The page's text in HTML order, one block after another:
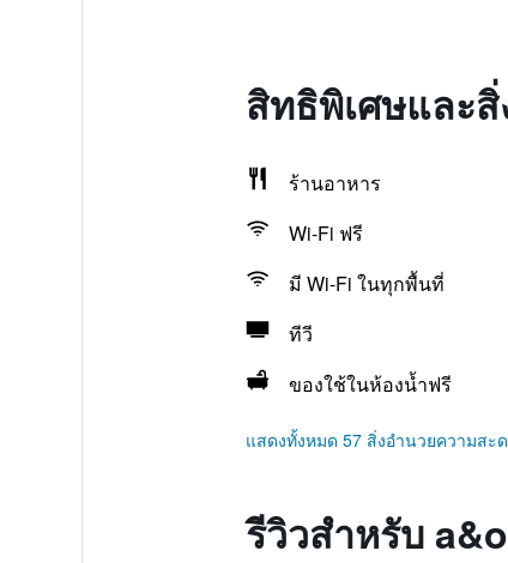
สิทธิพิเศษและ
ร้านอาหาร
Wi-Fi ฟรี
มี Wi-Fi ในทุกพื้นที่
ทีวี
ของใช้ในห้องน้ำฟรี
แสดงทั้งหมด 57 สิ่งอำนวยความสะ
รีวิวสำหรับ